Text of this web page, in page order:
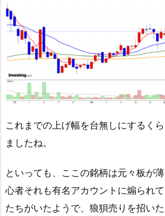
これまでの上げ幅を台無しにするく
ましたね。
といっても、ここの銘柄は元々板が
心者それも有名アカウントに煽られ
たちがいたようで、狼狽売りを招いた